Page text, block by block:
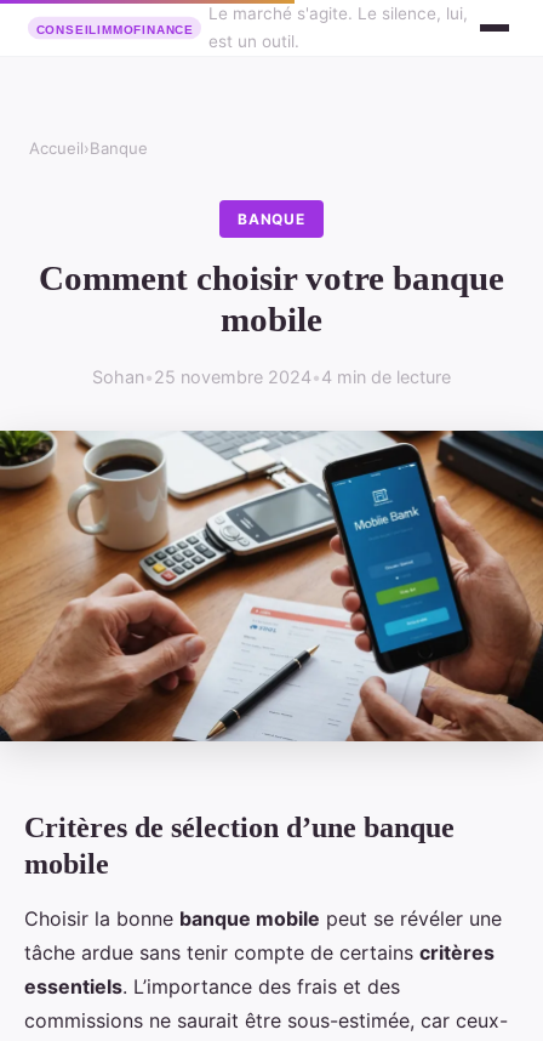
Le marché s'agite. Le silence, lui,
est un outil.
Accueil›Banque
BANQUE
Comment choisir votre banque
mobile
Sohan•25 novembre 2024•4 min de lecture
Critères de sélection d’une banque
mobile
Choisir la bonne banque mobile peut se révéler une
tâche ardue sans tenir compte de certains critères
essentiels. L’importance des frais et des
commissions ne saurait être sous-estimée, car ceux-